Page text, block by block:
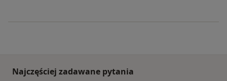
Najczęściej zadawane pytania